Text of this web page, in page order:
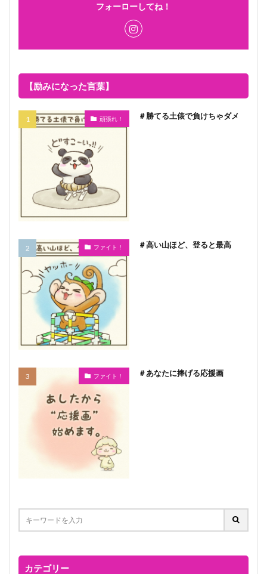
フォーローしてね！
【励みになった言葉】
頑張れ！ ＃勝てる土俵で負けちゃダメ
ファイト！ ＃高い山ほど、登ると最高
ファイト！ ＃あなたに捧げる応援画
カテゴリー